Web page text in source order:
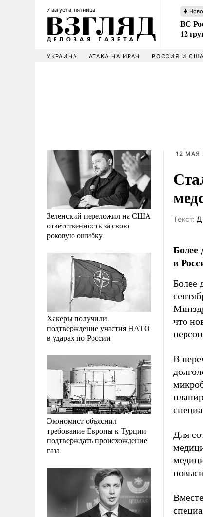
7 августа, пятница
ВС
12
УКРАИНА АТАКА НА ИРАН РОССИЯ И США
Зеленский переложил на США
ответственность за свою
роковую ошибку
Хакеры получили
подтверждение участия НАТО
в ударах по России
Экономист объяснил
требование Европы к Турции
подтверждать происхождение
газа
12 МАЯ
Tекст:
Более
в
Более
что
В
Для